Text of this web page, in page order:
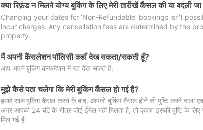
क्या रिफ़ंड न मिलने योग्य बुकिंग के लिए मेरी तारीखें कैंसल की या बदली
Changing your dates for ‘Non-Refundable’ bookings isn't
incur charges. Any cancellation fees are determined by the
property.
मैं अपनी कैंसलेशन पॉलिसी कहाँ देख सकता/सकती हूँ?
आप अपने बुकिंग कन्फ़र्मेशन में यह देख सकते हैं.
मुझे कैसे पता चलेगा कि मेरी बुकिंग कैंसल हो गई है?
हमारे साथ बुकिंग कैंसल करने के बाद, आपको बुकिंग कैंसल होने की पुष्टि करने वाला
अगर आपको 24 घंटे के भीतर कोई ईमेल नहीं मिलता है, तो कृपया इसकी पुष्टि के
मिल गई है.